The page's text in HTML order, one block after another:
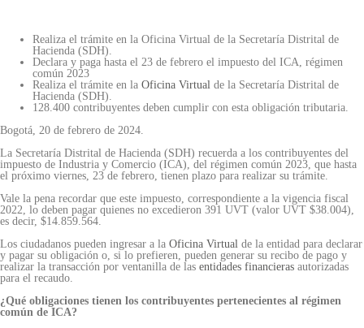
Realiza el trámite en la Oficina Virtual de la Secretaría Distrital de
Hacienda (SDH).
Declara y paga hasta el 23 de febrero el impuesto del ICA, régimen
común 2023
Realiza el trámite en la Oficina Virtual de la Secretaría Distrital de
Hacienda (SDH).
128.400 contribuyentes deben cumplir con esta obligación tributaria.
Bogotá, 20 de febrero de 2024.
La Secretaría Distrital de Hacienda (SDH) recuerda a los contribuyentes del
impuesto de Industria y Comercio (ICA), del régimen común 2023, que hasta
el próximo viernes, 23 de febrero, tienen plazo para realizar su trámite.
Vale la pena recordar que este impuesto, correspondiente a la vigencia fiscal
2022, lo deben pagar quienes no excedieron 391 UVT (valor UVT $38.004),
es decir, $14.859.564.
Los ciudadanos pueden ingresar a la Oficina Virtual de la entidad para declarar
y pagar su obligación o, si lo prefieren, pueden generar su recibo de pago y
realizar la transacción por ventanilla de las entidades financieras autorizadas
para el recaudo.
¿Qué obligaciones tienen los contribuyentes pertenecientes al régimen
común de ICA?